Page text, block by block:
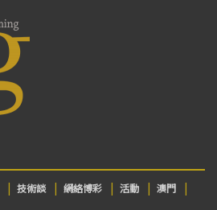
技術談 網絡博彩 活動
澳門